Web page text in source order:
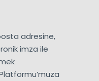
adresine,
imza ile